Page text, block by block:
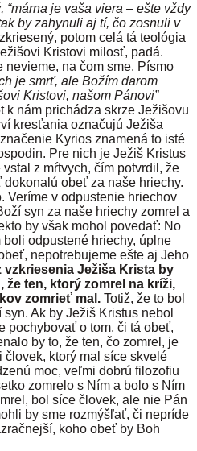
“márna je vaša viera – ešte vždy
by zahynuli aj tí, čo zosnuli v
potom celá tá teológia
Kristovi milosť, padá.
nevieme, na čom sme. Písmo
je smrť, ale Božím darom
Kristovi, našom Pánovi”
k nám prichádza skrze Ježišovu
kresťania označujú Ježiša
Kyrios znamená to isté
Pre nich je Ježiš Kristus
z mŕtvych, čím potvrdil, že
obeť za naše hriechy.
Veríme v odpustenie hriechov
syn za naše hriechy zomrel a
by však mohol povedať: No
odpustené hriechy, úplne
nepotrebujeme ešte aj Jeho
vzkriesenia Ježiša Krista by
že ten, ktorý zomrel na kríži,
zomrieť mal. Totiž, že to bol
Ak by Ježiš Kristus nebol
pochybovať o tom, či tá obeť,
by to, že ten, čo zomrel, je
človek, ktorý mal síce skvelé
moc, veľmi dobrú filozofiu
zomrelo s Ním a bolo s Ním
bol síce človek, ale nie Pán
by sme rozmýšľať, či nepríde
koho obeť by Boh